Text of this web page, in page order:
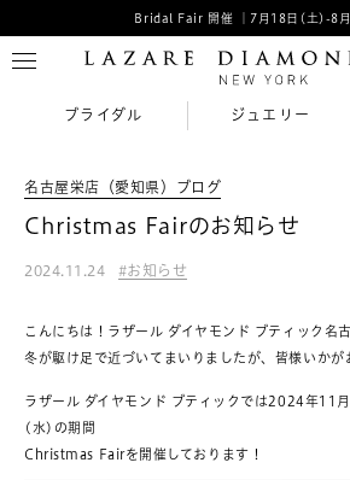
Bridal Fair 開催 ｜7月18日(土)-8
ブライダル ジュエリー
名古屋栄店（愛知県）ブログ
Christmas Fairのお知らせ
2024.11.24 お知らせ
こんにちは！ラザール ダイヤモンド ブティック名
冬が駆け足で近づいてまいりましたが、皆様いかが
ラザール ダイヤモンド ブティックでは2024年11
(水)の期間
Christmas Fairを開催しております！